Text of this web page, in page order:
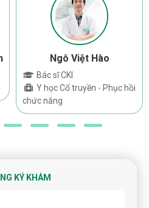
Ngô Việt Hào
Bác sĩ CKI
Y học Cổ truyền - Phục hồi
chức năng
KÝ KHÁM